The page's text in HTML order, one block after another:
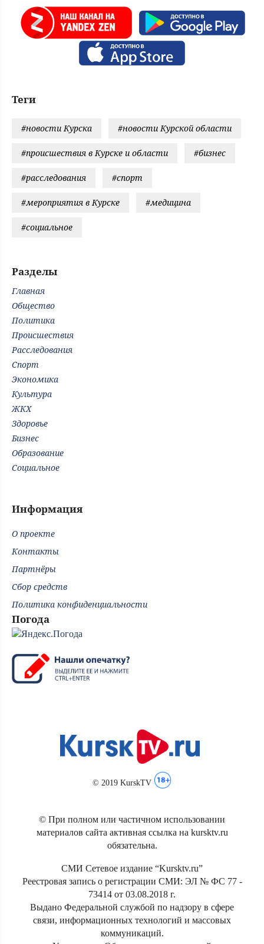
Теги
#новости Курска #новости Курской области
#происшествия в Курске и области #бизнес
#расследования #спорт
#мероприятия в Курске #медицина
#социальное
Разделы
Главная
Общество
Политика
Происшествия
Расследования
Спорт
Экономика
Культура
ЖКХ
Здоровье
Бизнес
Образование
Социальное
Информация
О проекте
Контакты
Партнёры
Сбор средств
Политика конфиденциальности
Погода
© 2019 KurskTV
© При полном или частичном использовании
материалов сайта активная ссылка на kursktv.ru
обязательна.
СМИ Сетевое издание “Kursktv.ru”
Реестровая запись о регистрации СМИ: ЭЛ № ФС 77 -
73414 от 03.08.2018 г.
Выдано Федеральной службой по надзору в сфере
связи, информационных технологий и массовых
коммуникаций.